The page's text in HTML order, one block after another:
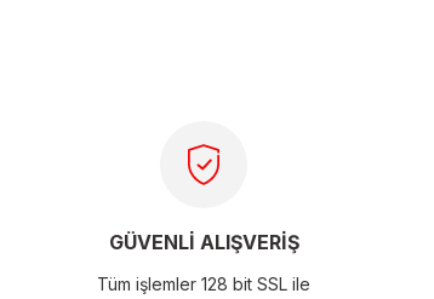
Ürün bilgilerinde hatalar bulunuyor.
Bu ürüne benzer farklı alternatifler olmalı.
GÜVENLİ ALIŞVERİŞ
Tüm işlemler 128 bit SSL ile